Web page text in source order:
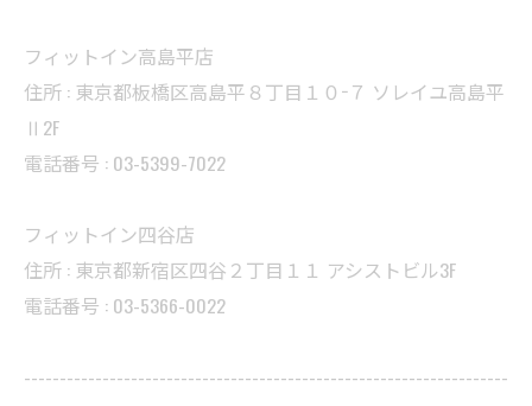
フィットイン高島平店
住所 : 東京都板橋区高島平８丁目１０−７ ソレイユ高島平
Ⅱ2F
電話番号 : 03-5399-7022
フィットイン四谷店
住所 : 東京都新宿区四谷２丁目１１ アシストビル3F
電話番号 : 03-5366-0022
--------------------------------------------------------------------